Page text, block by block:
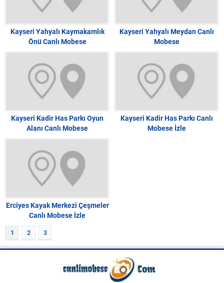
Kayseri Yahyalı Kaymakamlık
Önü Canlı Mobese
Kayseri Yahyalı Meydan Canlı
Mobese
Kayseri Kadir Has Parkı Oyun
Alanı Canlı Mobese
Kayseri Kadir Has Parkı Canlı
Mobese İzle
Erciyes Kayak Merkezi Çeşmeler
Canlı Mobese İzle
1 2 3